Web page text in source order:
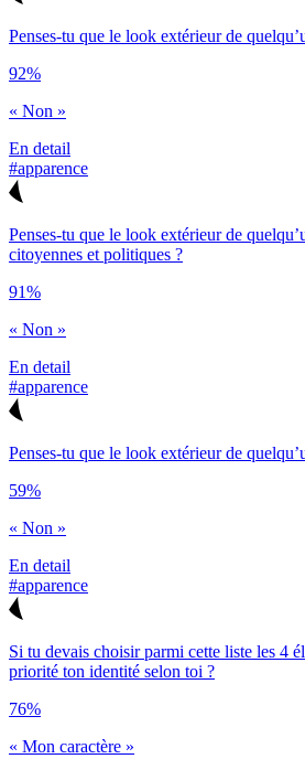
Penses-tu que le look extérieur de
92%
« Non »
En detail
#apparence
Penses-tu que le look extérieur de
citoyennes et politiques ?
91%
« Non »
En detail
#apparence
Penses-tu que le look extérieur de
59%
« Non »
En detail
#apparence
Si tu devais choisir parmi cette liste les 4
priorité ton identité selon toi ?
76%
« Mon caractère »